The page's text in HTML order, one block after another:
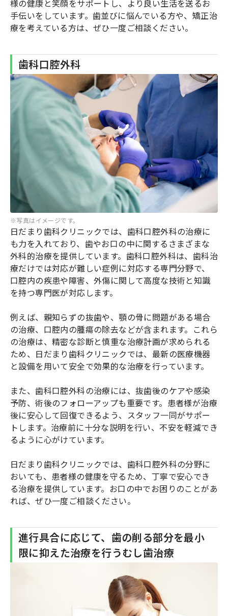
様の健康と笑顔をサポートし、より良い生活を送るお
手伝いをしています。歯並びに悩んでいる方や、矯正治
療を考えている方は、ぜひ一度ご相談ください。
歯科口腔外科
※写真はイメージです。
日だまり歯科クリニックでは、歯科口腔外科の治療に
も力を入れており、歯やお口の中に関するさまざまな
外科的治療を提供しています。歯科口腔外科は、歯科治
療だけでは対応が難しい症例に対応する専門分野で、
口腔内の疾患や障害、外傷に関して高度な技術と知識
を持つ専門医が対応します。
例えば、親知らずの抜歯や、顎の骨に問題がある場合
の治療、口腔内の腫瘍の除去などが含まれます。これら
の治療は、精密な診断と慎重な治療計画が求められる
ため、日だまり歯科クリニックでは、最新の医療機器
と設備を用いて安全で効果的な治療を行っています。
また、歯科口腔外科の治療には、抜歯後のケアや感染
予防、術後のフォローアップも重要です。患者様が治療
後に安心して回復できるよう、スタッフ一同がサポー
トします。治療前に十分な説明を行い、不安を軽減でき
るように心がけています。
日だまり歯科クリニックでは、歯科口腔外科の分野に
おいても、患者様の健康を守るため、丁寧で安心でき
る治療を提供しています。お口の中でお困りのことがあ
れば、ぜひ一度ご相談ください。
進行具合に応じて、歯の削る部分を最小
限に抑えた治療を行うむし歯治療